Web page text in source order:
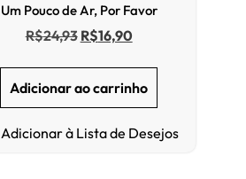
Um Pouco de Ar, Por Favor
R$24,93 R$16,90
Adicionar ao carrinho
Adicionar à Lista de Desejos